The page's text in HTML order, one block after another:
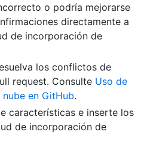
o podría mejorarse
directamente a
de incorporación de
los conflictos de
request. Consulte Uso de
en GitHub.
características e inserte los
de incorporación de